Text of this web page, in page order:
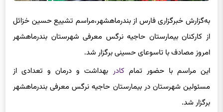
به‌گزارش خبرگزاری فارس از بندرماهشهر،مراسم تشییع حسین خزائل
از کارکنان بیمارستان حاجیه نرگس معرفی شهرستان بندرماهشهر
امروز مصادف با تاسوعای حسینی برگزار شد.
این مراسم با حضور تمامکادر بهداشت و درمان و تعدادی از
مسئولین شهرستان در بیمارستان حاجیه نرگس معرفی بندرماهشهر
برگزار شد.